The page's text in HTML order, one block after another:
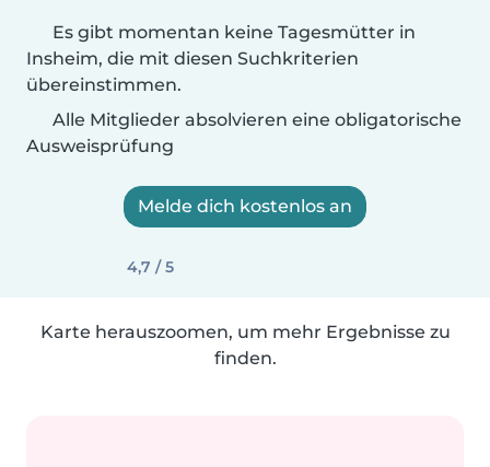
Es gibt momentan keine Tagesmütter in
Insheim, die mit diesen Suchkriterien
übereinstimmen.
Alle Mitglieder absolvieren eine obligatorische
Ausweisprüfung
Melde dich kostenlos an
4,7 / 5
Karte herauszoomen, um mehr Ergebnisse zu
finden.